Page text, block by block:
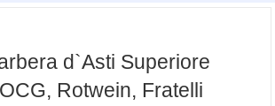
d`Asti Superiore
Rotwein, Fratelli